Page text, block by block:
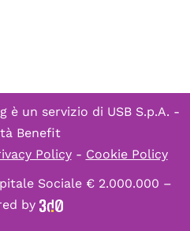
è un servizio di USB S.p.A. -
Benefit
Policy- Cookie Policy
Sociale € 2.000.000 –
by